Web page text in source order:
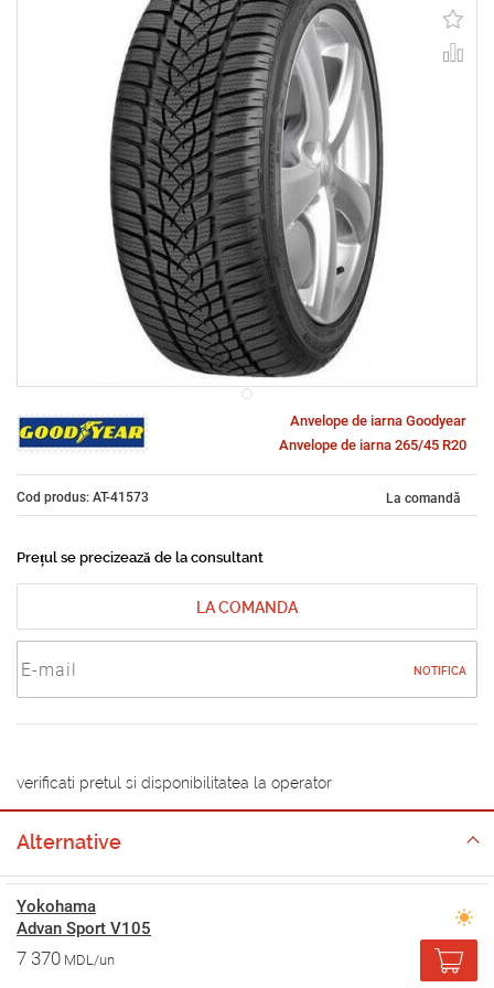
Anvelope de iarna Goodyear
Anvelope de iarna 265/45 R20
Cod produs: AT-41573 La comandă
Prețul se precizează de la consultant
LA COMANDA
NOTIFICA
verificati pretul si disponibilitatea la operator
Alternative
Yokohama
Advan Sport V105
7 370 MDL/un